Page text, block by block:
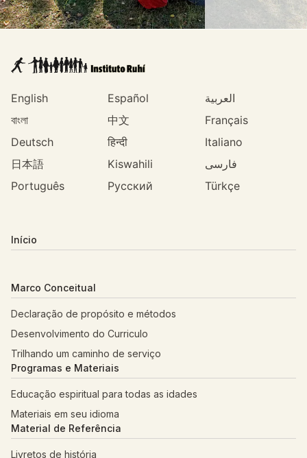
English Español
العربية
বাংলা
中文
Français
Deutsch
हिन्दी
Italiano
日本語
Kiswahili
فارسی
Português
Русский Türkçe
Início
Marco Conceitual
Declaração de propósito e métodos
Desenvolvimento do Curriculo
Trilhando um caminho de serviço
Programas e Materiais
Educação espiritual para todas as idades
Materiais em seu idioma
Material de Referência
Livretos de história